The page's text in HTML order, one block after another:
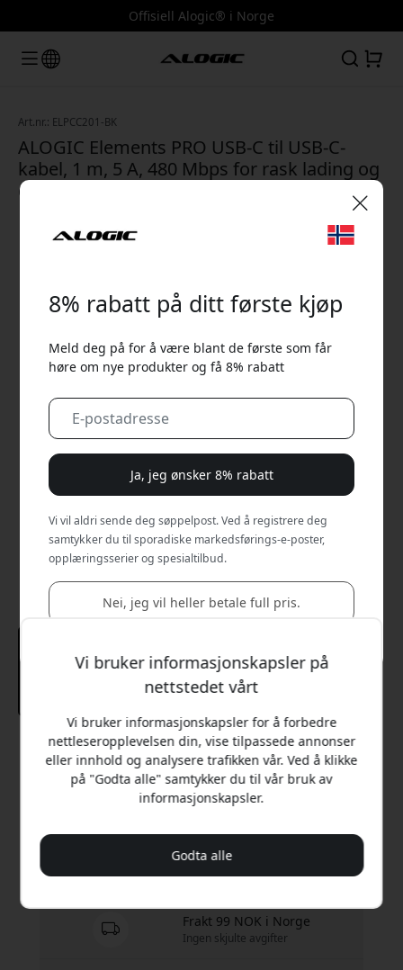
Offisiell Alogic® i Norge
Art.nr.: ELPCC201-BK
ALOGIC Elements PRO USB-C til USB-C-
kabel, 1 m, 5 A, 480 Mbps for rask lading og
dataoverføring - Svart
Anbefalt pris
179 NOK
På lager - klar til å sendes
Frakt 99 NOK i Norge
Ingen skjulte avgifter
Vi bruker informasjonskapsler på
nettstedet vårt
Vi bruker informasjonskapsler for å forbedre
nettleseropplevelsen din, vise tilpassede annonser
eller innhold og analysere trafikken vår. Ved å klikke
på "Godta alle" samtykker du til vår bruk av
informasjonskapsler.
Godta alle
8% rabatt på ditt første kjøp
Meld deg på for å være blant de første som får
høre om nye produkter og få 8% rabatt
Ja, jeg ønsker 8% rabatt
Vi vil aldri sende deg søppelpost. Ved å registrere deg
samtykker du til sporadiske markedsførings-e-poster,
opplæringsserier og spesialtilbud.
Nei, jeg vil heller betale full pris.
🎉 Din rabattkode: